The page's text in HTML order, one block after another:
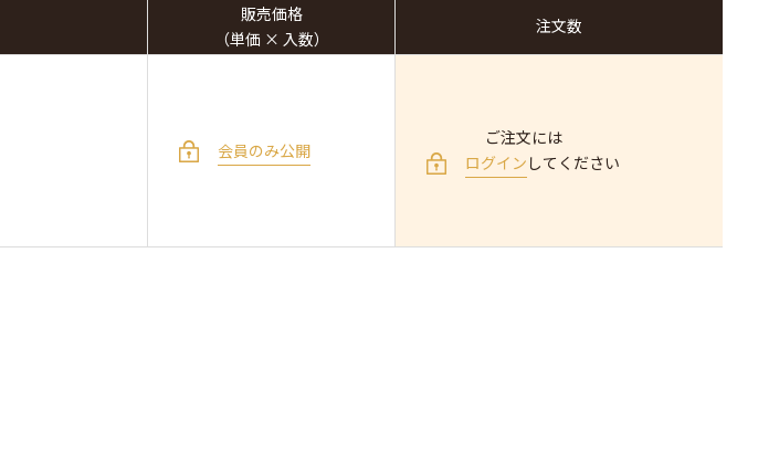
販売価格
（単価 × 入数）
注文数
会員のみ公開
ご注文には
ログイン してください